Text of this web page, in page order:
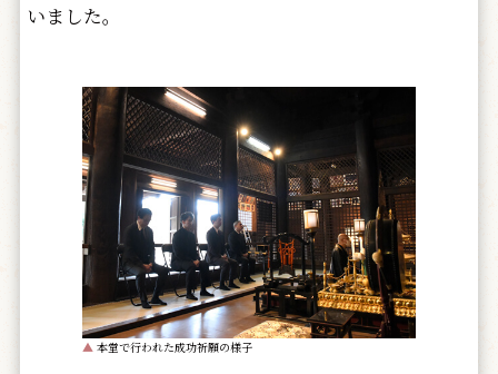
いました。
▲ 本堂で行われた成功祈願の様子